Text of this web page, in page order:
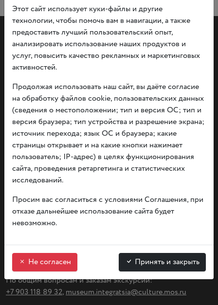
Документы
О политике конфидициальности информации
Независимая оценка
Прием граждан
вт. — вс. с 09:00 до 20:00
понедельник — выходной день
Напишите нам
м. Пушкинская/ Чеховская/ Тверская)
По общим вопросам и заказам экскурсий:
+7 903 118 89 32,museum.integratsia@culture.mos.ru
Этот сайт использует куки-файлы и другие
технологии, чтобы помочь вам в навигации, а также
предоставить лучший пользовательский опыт,
анализировать использование наших продуктов и
услуг, повысить качество рекламных и маркетинговых
активностей.
Продолжая использовать наш сайт, вы даёте согласие
на обработку файлов cookie, пользовательских данных
(сведения о местоположении; тип и версия ОС; тип и
версия браузера; тип устройства и разрешение экрана;
источник перехода; язык ОС и браузера; какие
страницы открывает и на какие кнопки нажимает
пользователь; IP-адрес) в целях функционирования
сайта, проведения ретаргетинга и статистических
исследований.
Просим вас согласиться с условиями Соглашения, при
отказе дальнейшее использование сайта будет
невозможно.
Не согласен Принять и закрыть